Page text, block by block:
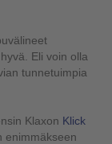
Eli voin olla
tunnetuimpia
Klaxon Klick
enimmäkseen